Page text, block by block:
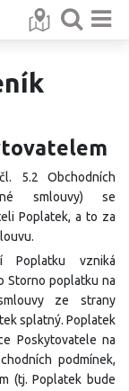
5.2 Obchodních
smlouvy) se
Poplatek, a to za
Poplatku vzniká
Storno poplatku na
ze strany
splatný. Poplatek
Poskytovatele na
podmínek,
(tj. Poplatek bude